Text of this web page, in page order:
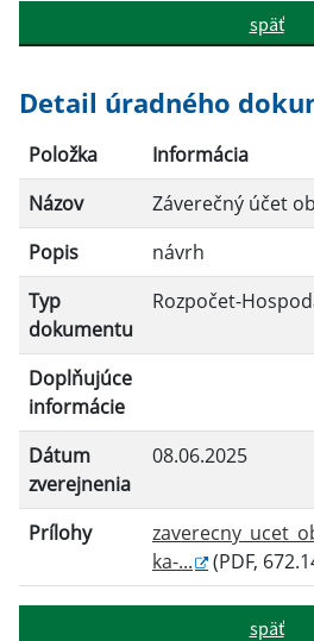
Popis:
Dátum zverejnenia do:
Filtrovať
späť
Detail úradného
Položka
Informácia
Názov
Záverečný účet
Popis
návrh
Typ
dokumentu
Rozpočet-
Doplňujúce
informácie
Dátum
zverejnenia
08.06.2025
Prílohy
ka-...
(PDF,
späť